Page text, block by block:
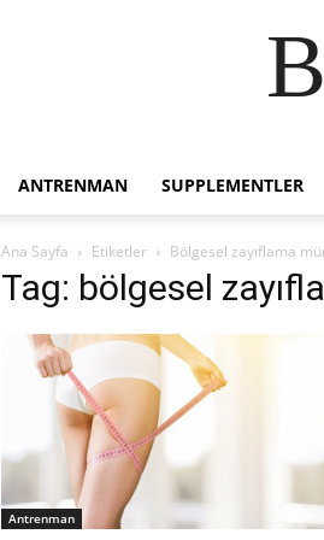
ANTRENMAN SUPPLEMENTLER
Ana Sayfa Etiketler Bölgesel zayıflama
Tag: bölgesel
Antrenman